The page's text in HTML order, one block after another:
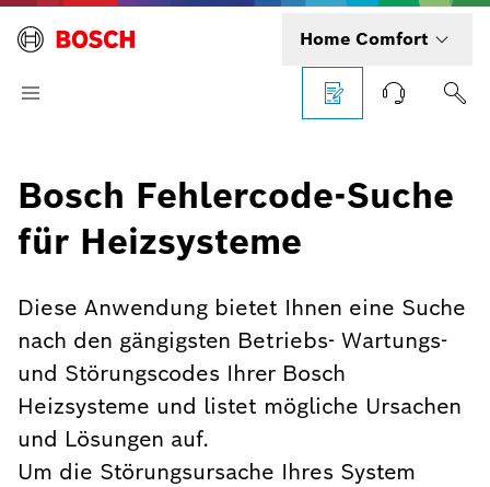
Home Comfort
Bosch Fehlercode-Suche
für Heizsysteme
Diese Anwendung bietet Ihnen eine Suche
nach den gängigsten Betriebs- Wartungs-
und Störungscodes Ihrer Bosch
Heizsysteme und listet mögliche Ursachen
und Lösungen auf.
Um die Störungsursache Ihres System